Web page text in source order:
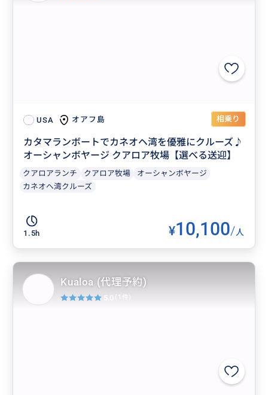
USA オアフ島 相乗り
カタマランボートでカネオヘ湾を優雅にクルーズ♪
オーシャンボヤージ クアロア牧場【選べる送迎】
クアロアランチ クアロア牧場
オーシャンボヤージ
カネオヘ湾クルーズ
1.5h ¥10,100/人
Kualoa (代理予約)
5.0 (1件)